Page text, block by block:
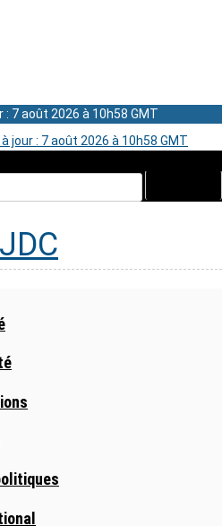
jour : 7 août 2026 à 10h58 GMT
: 7 août 2026 à 10h58 GMT